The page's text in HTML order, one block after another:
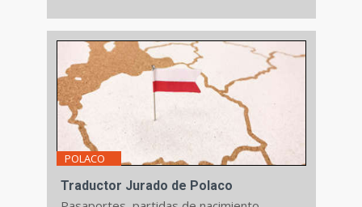
POLACO
Traductor Jurado de Polaco